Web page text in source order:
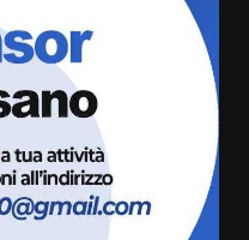
Musica di
nuovo
con “Fasano in
06:05
“Profonda
esclusione dal
calcio”